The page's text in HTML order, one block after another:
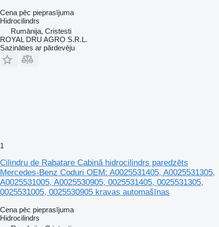
Cena pēc pieprasījuma
Hidrocilindrs
Rumānija, Cristesti
ROYAL DRU AGRO S.R.L.
Sazināties ar pārdevēju
1
Cilindru de Rabatare Cabină hidrocilindrs paredzēts
Mercedes-Benz Coduri OEM: A0025531405, A0025531305,
A0025531005, A0025530905, 0025531405, 0025531305,
0025531005, 0025530905 kravas automašīnas
Cena pēc pieprasījuma
Hidrocilindrs